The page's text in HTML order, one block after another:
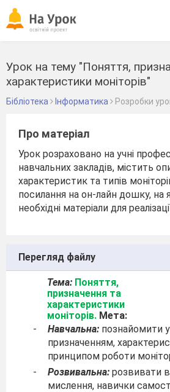
Урок на тему "Поняття,
характеристики моніторів"
Бібліотека Інформатика Розробки
Про матеріал
Урок розраховано на учні
навчальних закладів, містить
характеристик та типів
посилання на он-лайн дошку, на
необхідні матеріали для
Перегляд файлу
Тема: Поняття,
призначення та
характеристики
моніторів. Мета:
-
Навчальна: познайомити
призначенням,
принципом роботи
-
Розвивальна: розвивати в
мислення, навички